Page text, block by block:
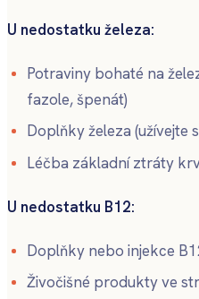
U nedostatku železa:
Potraviny bohaté na
fazole, špenát)
Doplňky železa (užívejte
Léčba základní ztráty
U nedostatku B12:
Doplňky nebo injekce
Živočišné produkty ve